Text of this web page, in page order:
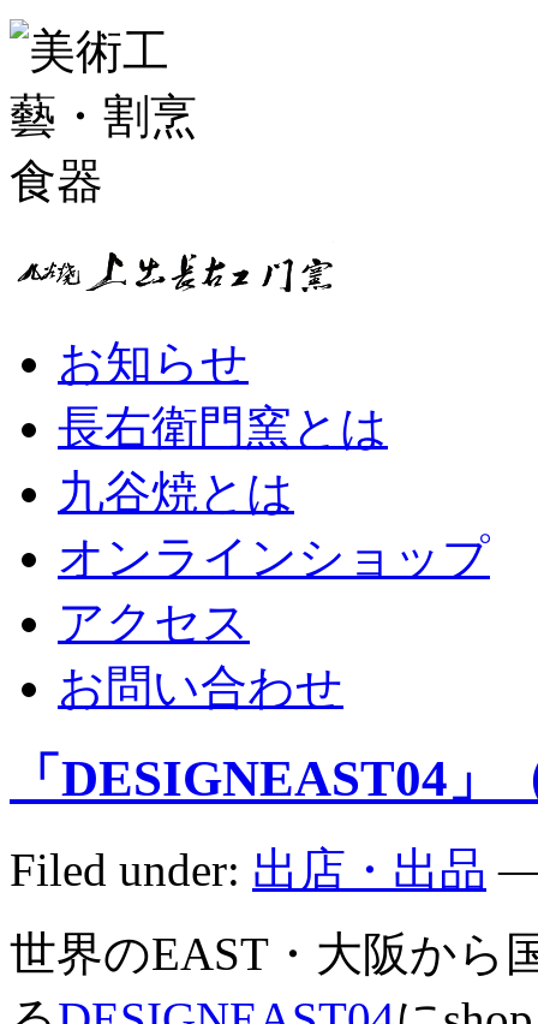
お知らせ
長右衛門窯とは
九谷焼とは
オンラインショップ
アクセス
お問い合わせ
「DESIGNEAST04」
Filed under: 出店・出品 —
世界のEAST・大阪から